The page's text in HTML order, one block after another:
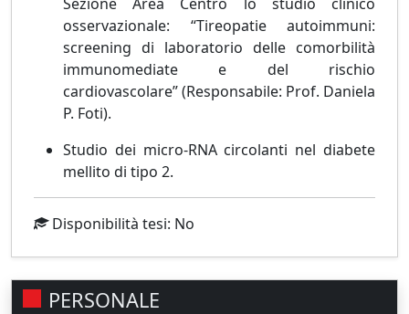
osservazionale: “Tireopatie autoimmuni:
screening di laboratorio delle comorbilità
immunomediate e del rischio
cardiovascolare” (Responsabile: Prof. Daniela
P. Foti).
Studio dei micro-RNA circolanti nel diabete
mellito di tipo 2.
Disponibilità tesi: No
PERSONALE